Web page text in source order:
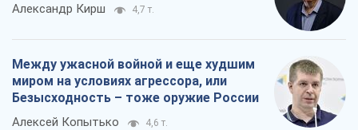
Александр Кирш 4,7 т.
Между ужасной войной и еще худшим
миром на условиях агрессора, или
Безысходность – тоже оружие России
Алексей Копытько 4,6 т.